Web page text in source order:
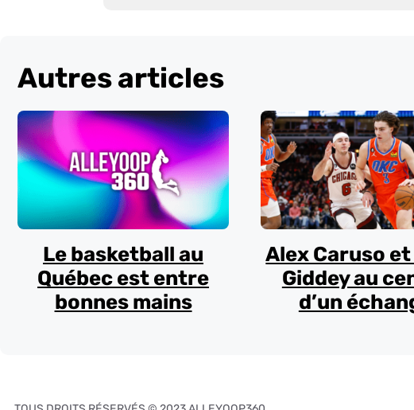
Autres articles
Le basketball au
Québec est entre
bonnes mains
Alex Caruso
Giddey au
d’un